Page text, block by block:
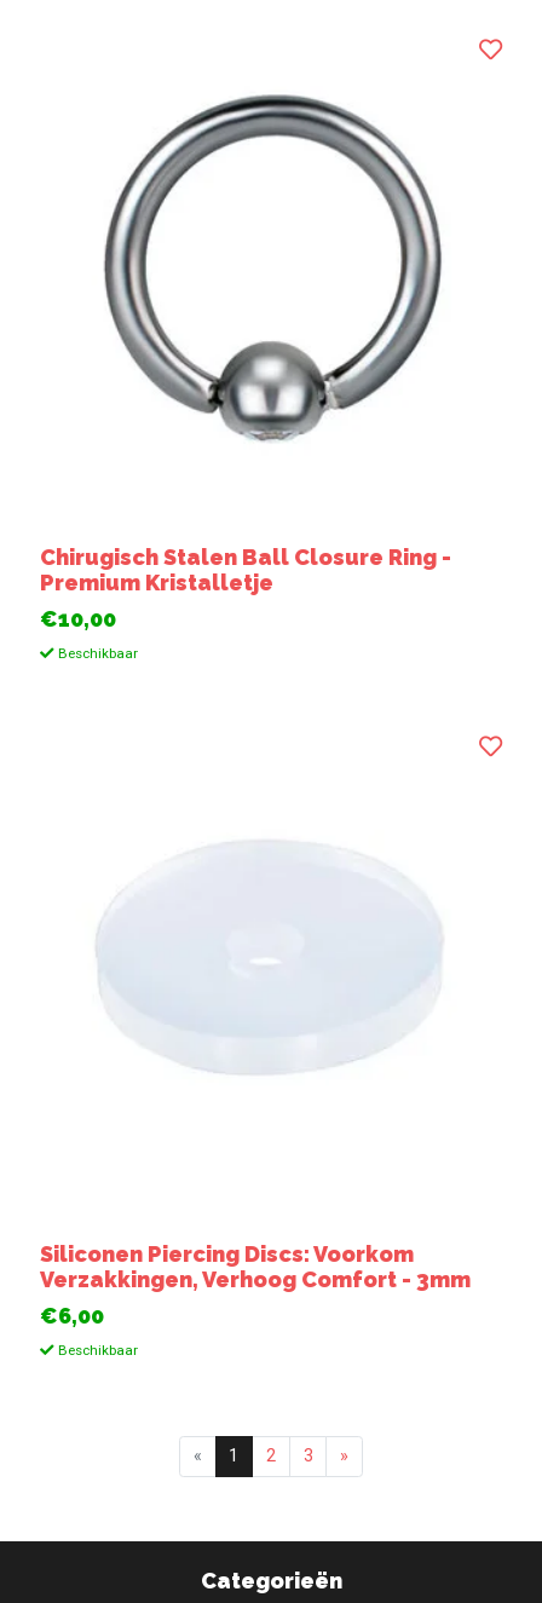
Chirugisch Stalen Ball Closure Ring -
Premium Kristalletje
€10,00
Beschikbaar
Siliconen Piercing Discs: Voorkom
Verzakkingen, Verhoog Comfort - 3mm
€6,00
Beschikbaar
« 1 2 3 »
Categorieën